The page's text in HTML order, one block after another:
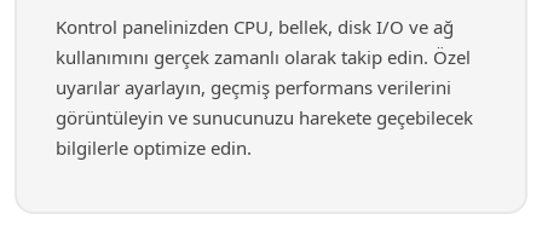
Kontrol panelinizden CPU, bellek, disk I/O ve ağ
kullanımını gerçek zamanlı olarak takip edin. Özel
uyarılar ayarlayın, geçmiş performans verilerini
görüntüleyin ve sunucunuzu harekete geçebilecek
bilgilerle optimize edin.